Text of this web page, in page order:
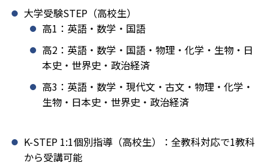
大学受験STEP（高校生）
高1：英語・数学・国語
高2：英語・数学・国語・物理・化学・生物・日
本史・世界史・政治経済
高3：英語・数学・現代文・古文・物理・化学・
生物・日本史・世界史・政治経済
K-STEP 1:1個別指導（高校生）：全教科対応で1教科
から受講可能